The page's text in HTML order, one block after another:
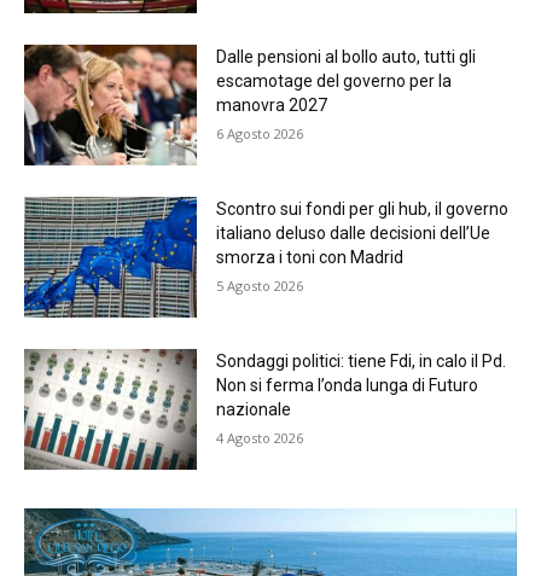
Dalle pensioni al bollo auto, tutti gli
escamotage del governo per la
manovra 2027
6 Agosto 2026
Scontro sui fondi per gli hub, il governo
italiano deluso dalle decisioni dell’Ue
smorza i toni con Madrid
5 Agosto 2026
Sondaggi politici: tiene Fdi, in calo il Pd.
Non si ferma l’onda lunga di Futuro
nazionale
4 Agosto 2026